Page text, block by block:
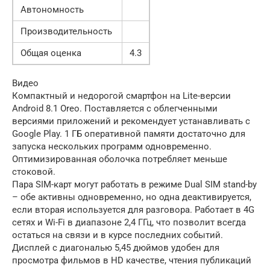
Автономность
Производительность
Общая оценка
4.3
Видео
Компактный и недорогой смартфон на Lite-версии
Android 8.1 Oreo. Поставляется с облегченными
версиями приложений и рекомендует устанавливать с
Google Play. 1 ГБ оперативной памяти достаточно для
запуска нескольких программ одновременно.
Оптимизированная оболочка потребляет меньше
стоковой.
Пара SIM-карт могут работать в режиме Dual SIM stand-by
– обе активны одновременно, но одна деактивируется,
если вторая используется для разговора. Работает в 4G
сетях и Wi-Fi в диапазоне 2,4 ГГц, что позволит всегда
остаться на связи и в курсе последних событий.
Дисплей с диагональю 5,45 дюймов удобен для
просмотра фильмов в HD качестве, чтения публикаций